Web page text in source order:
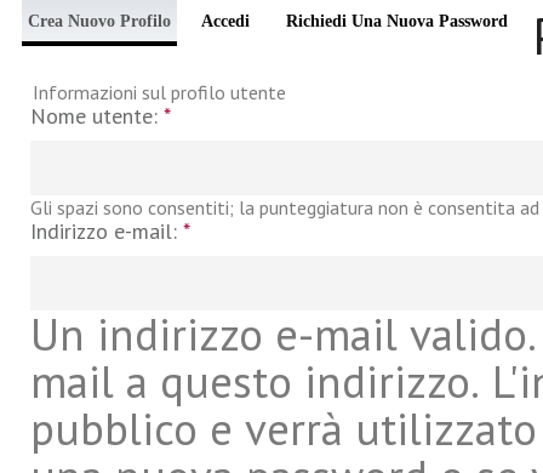
Crea Nuovo Profilo Accedi Richiedi Una Nuova Password
Informazioni sul profilo utente
Nome utente: *
Gli spazi sono consentiti; la punteggiatura non è consentita
Indirizzo e-mail: *
Un indirizzo e-mail
mail a questo indirizzo.
pubblico e verrà